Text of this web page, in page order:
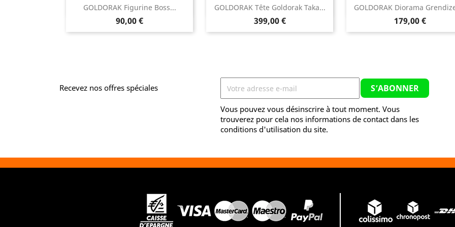
GOLDORAK Figurine Boss...
Prix
90,00 €
Aperçu rapide GOLDORAK Tête Goldorak Taka...
Prix
399,00 €
Aperçu rapide GOLDORAK Diorama
Prix
179,00 €
Aperçu rapide
Recevez nos offres spéciales
Vous pouvez vous désinscrire à tout moment. Vous
trouverez pour cela nos informations de contact dans les
conditions d'utilisation du site.